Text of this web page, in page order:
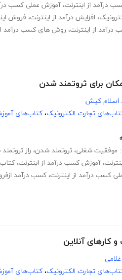
درآمد از اینترنت، آموزش عملی کسب
، افزایش درآمد از اینترنت، فروش
از اینترنت، روش های کسب درآمد
برای ثروتمند شدن
اسلام کیش
تجارت الکترونیک، کتاب‌های
موفقیت شغلی، ثروتمند شدن، راز
، آموزش کسب درآمد از اینترنت،
کسب درآمد از اینترنت، کسب درآمد
تجارت الکترونیک، کتاب‌های